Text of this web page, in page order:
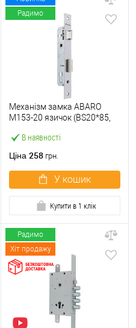
Радимо
В наявності
Механізм замка ABARO
M153-20 язичок (BS20*85,
Ціна 258 грн.
У кошик
Купити в 1 клік
Радимо
Хіт продажу